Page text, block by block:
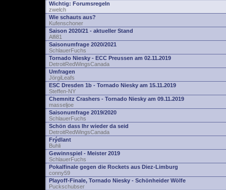
Wichtig: Forumsregeln
zwelch
Wie schauts aus?
Kufenschoner
Saison 2020/21 - aktueller Stand
Alfi81
Saisonumfrage 2020/2021
SchlauerFuchs
Tornado Niesky - ECC Preussen am 02.11.2019
DetroitRedWingsCanada
Umfragen
JörgiLeafs
ESC Dresden 1b - Tornado Niesky am 15.11.2019
Steffen-NY
Chemnitz Crashers - Tornado Niesky am 09.11.2019
masseljoe
Saisonumfrage 2019/2020
SchlauerFuchs
Schön dass Ihr wieder da seid
DetroitRedWingsCanada
Frýdlant
Buhli
Gewinnspiel - Meister 2019
SchlauerFuchs
Pokalfinale gegen die Rockets aus Diez-Limburg
conny59
Playoff-Finale, Tornado Niesky - Schönheider Wölfe
Puckschubser